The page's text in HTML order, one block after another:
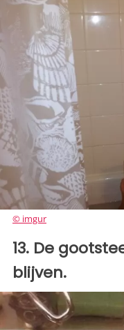
© imgur
13. De
blijven.